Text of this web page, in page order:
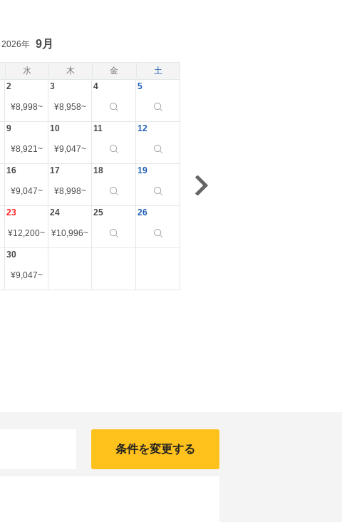
水 木 金 土
2026年 9月
2
¥8,998~
3
¥8,958~
4 5
9
¥8,921~
10
¥9,047~
11 12
16
¥9,047~
17
¥8,998~
18 19
23
¥12,200~
24
¥10,996~
25 26
30
¥9,047~
条件を変更する